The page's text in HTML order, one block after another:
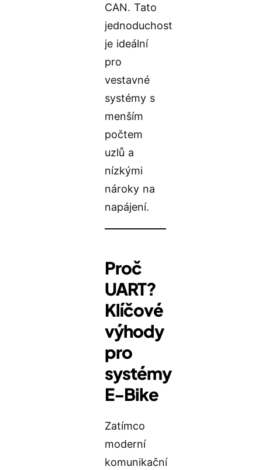
CAN. Tato
jednoduchost
je ideální
pro
vestavné
systémy s
menším
počtem
uzlů a
nízkými
nároky na
napájení.
Proč
UART?
Klíčové
výhody
pro
systémy
E-Bike
Zatímco
moderní
komunikační